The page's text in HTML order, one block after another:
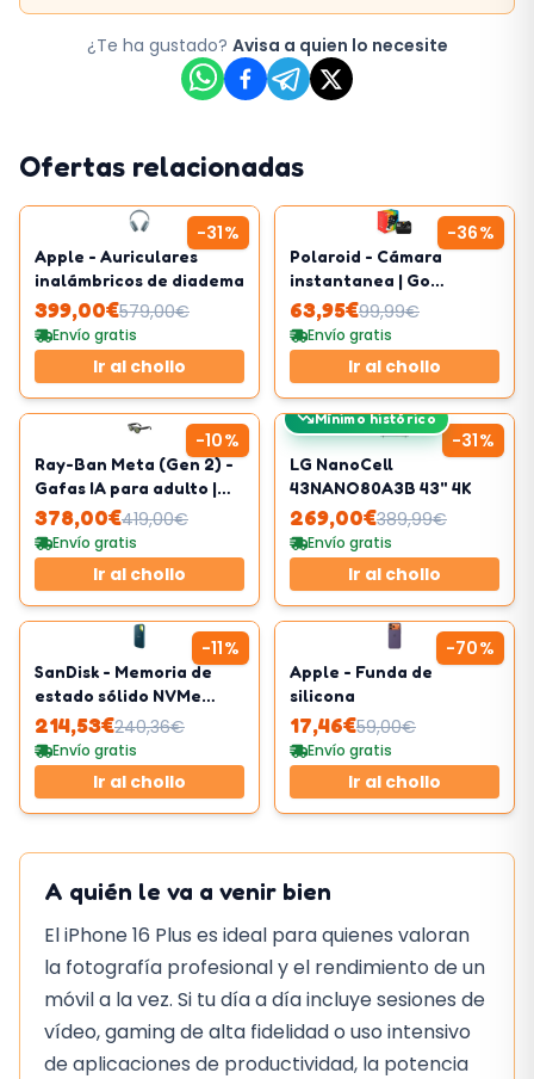
¿Te ha gustado? Avisa a quien lo necesite
Ofertas relacionadas
-31%
Apple - Auriculares
inalámbricos de diadema
399,00€579,00€
Envío gratis
Ir al chollo
-36%
Polaroid - Cámara
instantanea | Go
Generation 2
63,95€99,99€
Envío gratis
Ir al chollo
-10%
Ray-Ban Meta (Gen 2) -
Gafas IA para adulto |
Unisex
378,00€419,00€
Envío gratis
Ir al chollo
-31%
Mínimo histórico
LG NanoCell
43NANO80A3B 43" 4K
269,00€389,99€
Envío gratis
Ir al chollo
-11%
SanDisk - Memoria de
estado sólido NVMe
externa de 2TB
214,53€240,36€
Envío gratis
Ir al chollo
-70%
Apple - Funda de
silicona
17,46€59,00€
Envío gratis
Ir al chollo
A quién le va a venir bien
El iPhone 16 Plus es ideal para quienes valoran
la fotografía profesional y el rendimiento de un
móvil a la vez. Si tu día a día incluye sesiones de
vídeo, gaming de alta fidelidad o uso intensivo
de aplicaciones de productividad, la potencia